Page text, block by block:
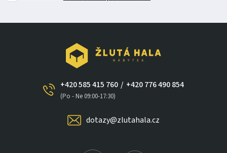
+420 585 415 760
(Po - Ne 09:00-17:30)
/ +420 776 490 854
dotazy@zlutahala.cz